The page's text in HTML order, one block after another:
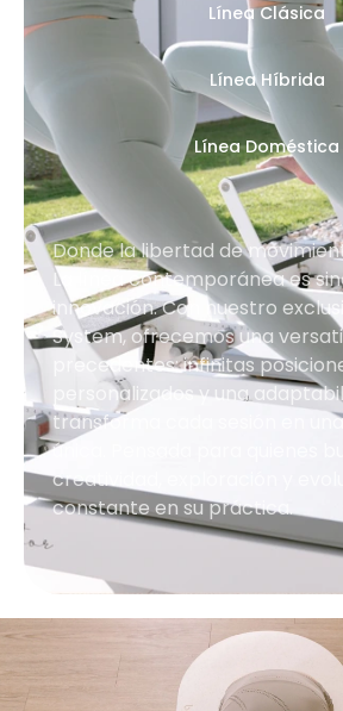
Línea Clásica
Línea Híbrida
Línea Doméstica
Donde la libertad de
La línea contemporánea es
innovación. Con nuestro
System, ofrecemos una
precedentes: infinitas
personalizados y una
transforma cada sesión en
única. Pensada para quienes
creatividad, exploración y
constante en su práctica.